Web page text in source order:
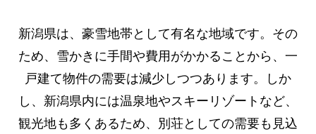
新潟県は、豪雪地帯として有名な地域です。その
ため、雪かきに手間や費用がかかることから、一
戸建て物件の需要は減少しつつあります。しか
し、新潟県内には温泉地やスキーリゾートなど、
観光地も多くあるため、別荘としての需要も見込